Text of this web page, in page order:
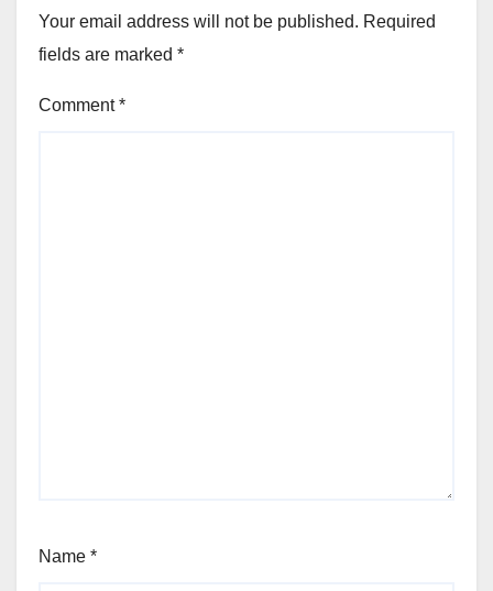
Your email address will not be published. Required
fields are marked *
Comment*
Name *